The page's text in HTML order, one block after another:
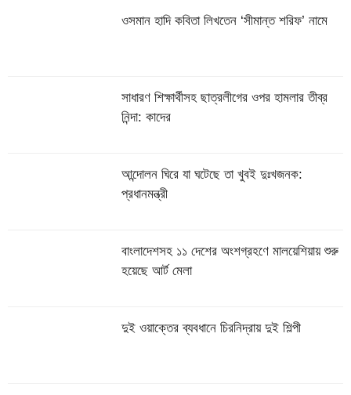
ওসমান হাদি কবিতা লিখতেন ‘সীমান্ত শরিফ’ নামে
সাধারণ শিক্ষার্থীসহ ছাত্রলীগের ওপর হামলার তীব্র
নিন্দা: কাদের
আন্দোলন ঘিরে যা ঘটেছে তা খুবই দুঃখজনক:
প্রধানমন্ত্রী
বাংলাদেশসহ ১১ দেশের অংশগ্রহণে মালয়েশিয়ায় শুরু
হয়েছে আর্ট মেলা
দুই ওয়াক্তের ব্যবধানে চিরনিদ্রায় দুই শিল্পী